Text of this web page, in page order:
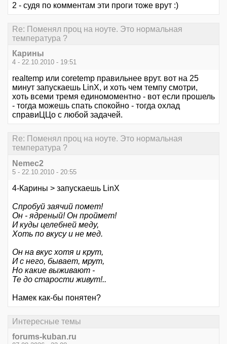
2 - судя по комментам эти проги тоже врут :)
Re: Поменял проц на ноуте. Это нормальная
температура ?
Карины
4 - 22.10.2010 - 19:51
realtemp или coretemp правильнее врут. вот на 25
минут запускаешь LinX, и хоть чем темпу смотри,
хоть всеми тремя единомоментно - вот если прошель
- тогда можешь спать спокойно - тогда охлад
справиЦЦо с любой задачей.
Re: Поменял проц на ноуте. Это нормальная
температура ?
Nemec2
5 - 22.10.2010 - 20:55
4-Карины > запускаешь LinX
Спробуй заячий помет!
Он - ядреный! Он проймет!
И куды целебней меду,
Хоть по вкусу и не мед.
Он на вкус хотя и крут,
И с него, бывает, мрут,
Но какие выживают -
Те до старости живут!..
Намек как-бы понятен?
Интересные темы
forums-kuban.ru